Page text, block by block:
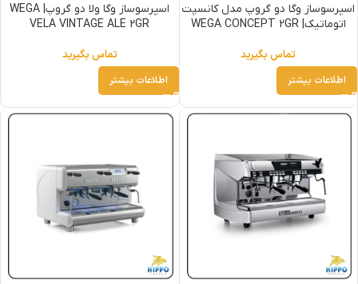
اسپرسوساز وگا دو گروپ مدل کانسپت
اتوماتیک| WEGA CONCEPT 2GR
تماس بگیرید
اطلاعات بیشتر
اسپرسوساز وگا ولا دو گروپ| WEGA
VELA VINTAGE ALE 2GR
تماس بگیرید
اطلاعات بیشتر